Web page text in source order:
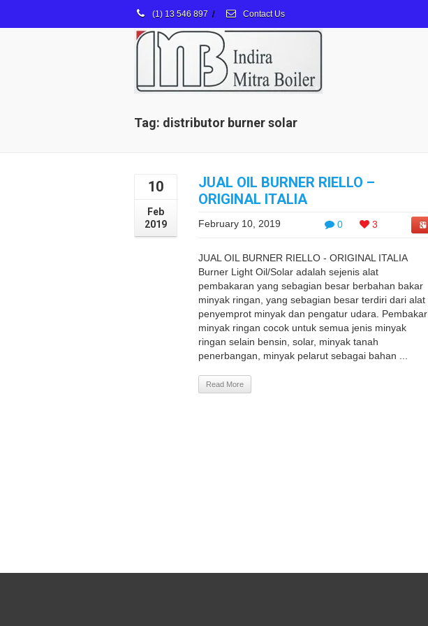
(1) 13 546 897 / Contact Us
Tag: distributor burner solar
10
Feb
2019
JUAL OIL BURNER RIELLO –
ORIGINAL ITALIA
0 3
February 10, 2019
JUAL OIL BURNER RIELLO - ORIGINAL ITALIA
Burner Light Oil/Solar adalah sejenis alat
pembakaran yang sebagian besar berbahan bakar
minyak ringan, yang sebagian besar terdiri dari alat
penyemprot minyak dan pengatur udara. Pembakar
minyak ringan cocok untuk semua jenis minyak
ringan selain bensin, solar, minyak tanah
penerbangan, minyak pelarut sebagai bahan ...
Read More